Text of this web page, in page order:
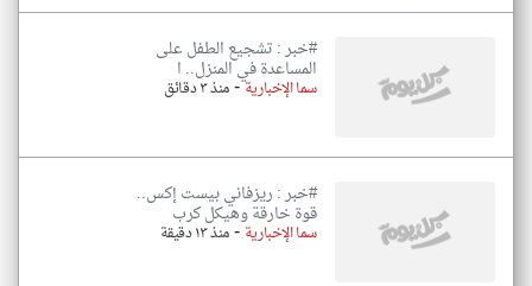
#خبر : تشجيع الطفل على
المساعدة في المنزل.. ا
سما الإخبارية-منذ ٣ دقائق
#خبر : ريزفاني بيست إكس..
قوة خارقة وهيكل كرب
سما الإخبارية-منذ ١٣ دقيقة